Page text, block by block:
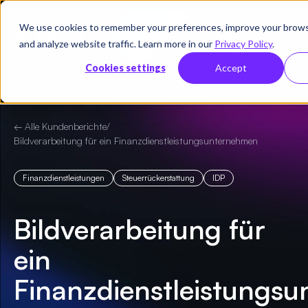
We use cookies to remember your preferences, improve your
and analyze website traffic. Learn more in our Privacy Policy.
Cookies settings Accept
Demo
vereinbaren
← Alle Kundenberichte/
Bildverarbeitung für ein Finanzdienstleistungsunternehmen
Finanzdienstleistungen Steuerrückerstattung IDP
Bildverarbeitung für
ein